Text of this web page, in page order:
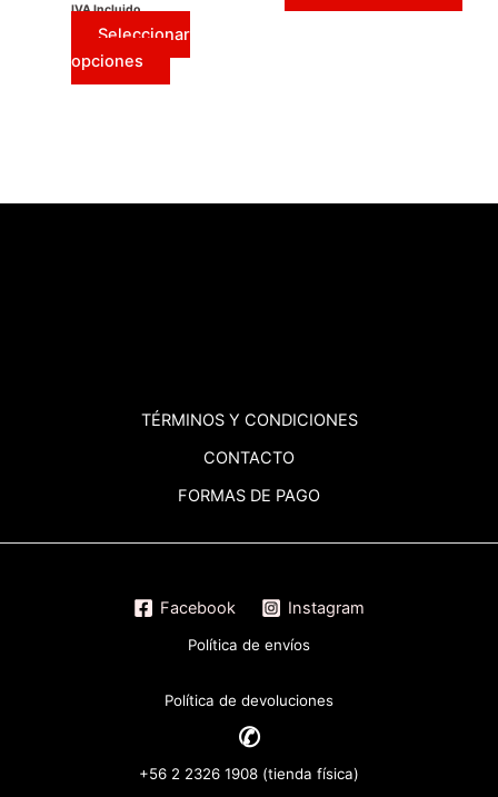
IVA Incluido
Seleccionar
opciones
TÉRMINOS Y CONDICIONES
CONTACTO
FORMAS DE PAGO
Facebook Instagram
Política de envíos
Política de devoluciones
✆
+56 2 2326 1908 (tienda física)